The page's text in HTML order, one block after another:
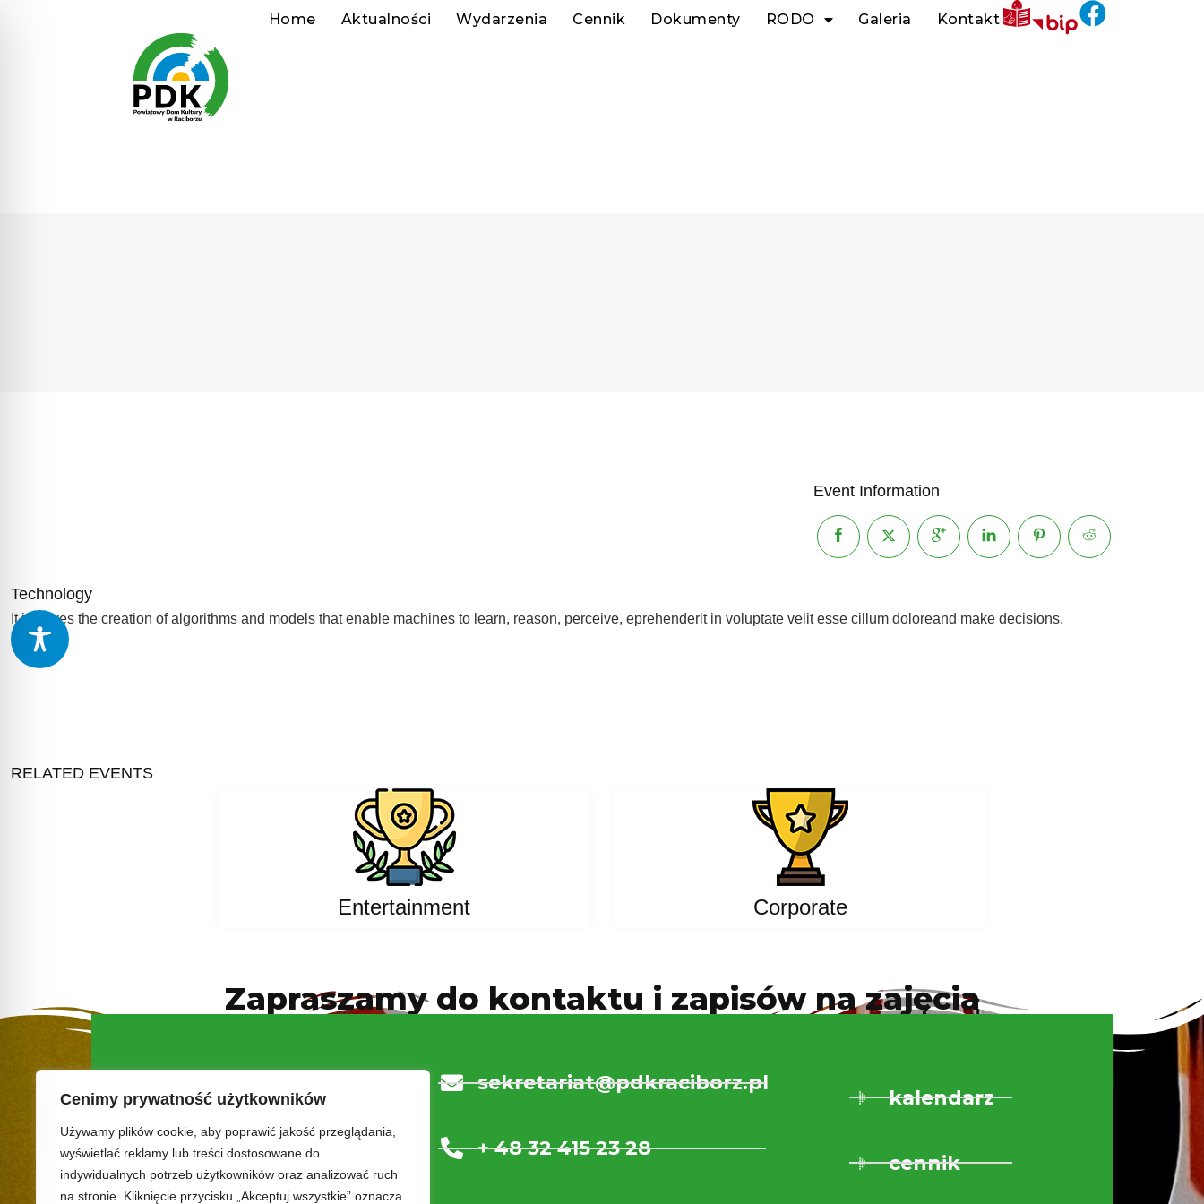
Cenimy prywatność użytkowników
Używamy plików cookie, aby poprawić jakość przeglądania,
wyświetlać reklamy lub treści dostosowane do
indywidualnych potrzeb użytkowników oraz analizować ruch
na stronie. Kliknięcie przycisku „Akceptuj wszystkie” oznacza
Home Aktualności Wydarzenia Cennik Dokumenty RODO Galeria Kontakt
Event Information
Technology
It involves the creation of algorithms and models that enable machines to learn, reason, perceive, eprehenderit in voluptate velit esse cillum doloreand make decisions.
RELATED EVENTS
Entertainment Corporate
Zapraszamy do kontaktu i zapisów na zajęcia
sekretariat@pdkraciborz.pl
+ 48 32 415 23 28
kalendarz
cennik